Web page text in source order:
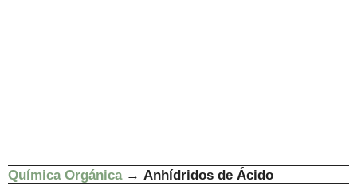
Química Orgánica→ Anhídridos de Ácido